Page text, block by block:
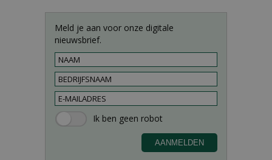
Meld je aan voor onze digitale
nieuwsbrief.